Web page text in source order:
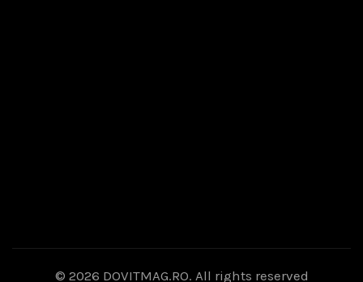
© 2026 DOVITMAG.RO. All rights reserved